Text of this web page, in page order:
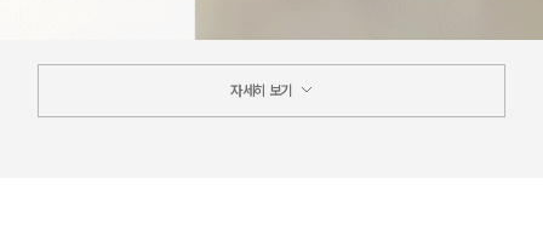
자세히 보기